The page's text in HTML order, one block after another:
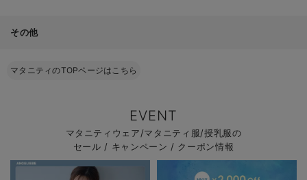
その他
マタニティのTOPページはこちら
EVENT
マタニティウェア/マタニティ服/授乳服の
セール / キャンペーン / クーポン情報